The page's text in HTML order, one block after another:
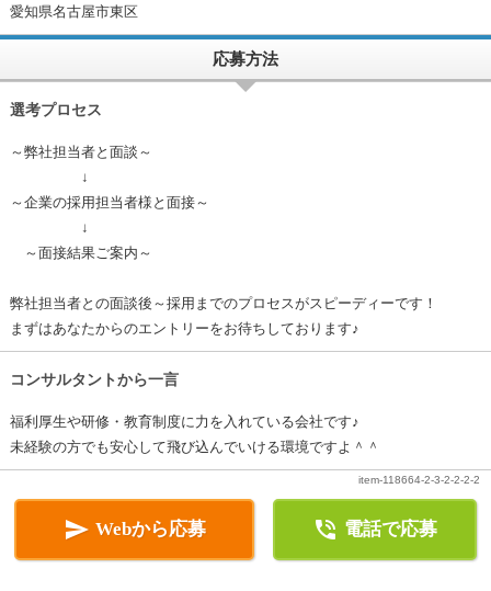
愛知県名古屋市東区
応募方法
選考プロセス
～弊社担当者と面談～
↓
～企業の採用担当者様と面接～
↓
～面接結果ご案内～
弊社担当者との面談後～採用までのプロセスがスピーディーです！
まずはあなたからのエントリーをお待ちしております♪
コンサルタントから一言
福利厚生や研修・教育制度に力を入れている会社です♪
未経験の方でも安心して飛び込んでいける環境ですよ＾＾
item-118664-2-3-2-2-2-2
 Webから応募  電話で応募